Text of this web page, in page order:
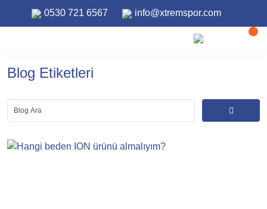
0530 721 6567 info@xtremspor.com
Blog Etiketleri